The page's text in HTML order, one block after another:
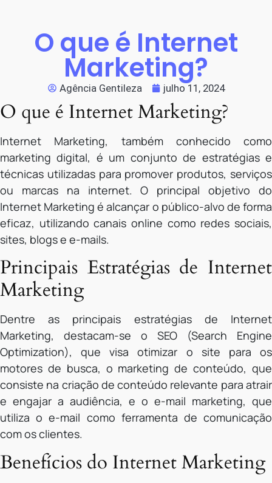
O que é Internet
Marketing?
Agência Gentileza julho 11, 2024
O que é Internet Marketing?
Internet Marketing, também conhecido como
marketing digital, é um conjunto de estratégias e
técnicas utilizadas para promover produtos, serviços
ou marcas na internet. O principal objetivo do
Internet Marketing é alcançar o público-alvo de forma
eficaz, utilizando canais online como redes sociais,
sites, blogs e e-mails.
Principais Estratégias de Internet
Marketing
Dentre as principais estratégias de Internet
Marketing, destacam-se o SEO (Search Engine
Optimization), que visa otimizar o site para os
motores de busca, o marketing de conteúdo, que
consiste na criação de conteúdo relevante para atrair
e engajar a audiência, e o e-mail marketing, que
utiliza o e-mail como ferramenta de comunicação
com os clientes.
Benefícios do Internet Marketing